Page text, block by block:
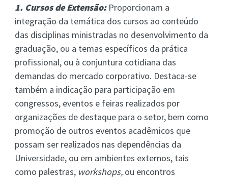
1. Cursos de Extensão:Proporcionam a
integração da temática dos cursos ao conteúdo
das disciplinas ministradas no desenvolvimento da
graduação, ou a temas específicos da prática
profissional, ou à conjuntura cotidiana das
demandas do mercado corporativo. Destaca-se
também a indicação para participação em
congressos, eventos e feiras realizados por
organizações de destaque para o setor, bem como
promoção de outros eventos acadêmicos que
possam ser realizados nas dependências da
Universidade, ou em ambientes externos, tais
como palestras, workshops,ou encontros